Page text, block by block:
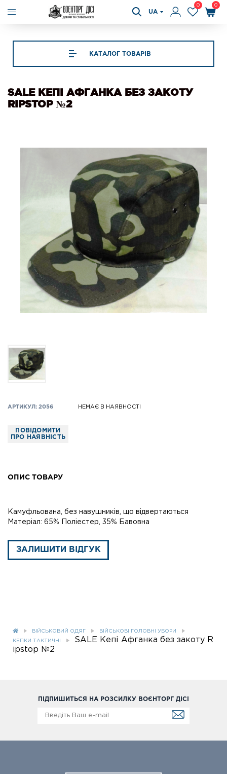
UA
0 0
КАТАЛОГ ТОВАРІВ
SALE КЕПІ АФГАНКА БЕЗ ЗАКОТУ
RIPSTOP №2
АРТИКУЛ: 2056 НЕМАЄ В НАЯВНОСТІ
ПОВІДОМИТИ
ПРО НАЯВНІСТЬ
ОПИС ТОВАРУ
Камуфльована, без навушників, що відвертаються
Матеріал: 65% Поліестер, 35% Бавовна
ЗАЛИШИТИ ВІДГУК
ВІЙСЬКОВИЙ ОДЯГ ВІЙСЬКОВІ ГОЛОВНІ УБОРИ
КЕПКИ ТАКТИЧНІ
SALE Кепі Афганка без закоту R
ipstop №2
ПІДПИШИТЬСЯ НА РОЗСИЛКУ ВОЄНТОРГ ДІСІ